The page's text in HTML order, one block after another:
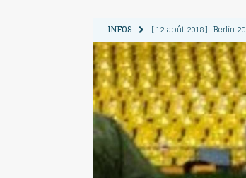
INFOS [ 12 août 2018 ] Berlin
[ 11 août 2018 ] Berlin
[ 10 août 2018 ] Berlin
[ 9 août 2018 ] Berlin
[ 13 août 2018 ] Berlin